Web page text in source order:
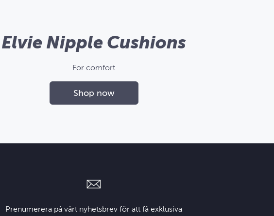
Elvie Nipple Cushions
For comfort
Shop now
Prenumerera på vårt nyhetsbrev för att få exklusiva